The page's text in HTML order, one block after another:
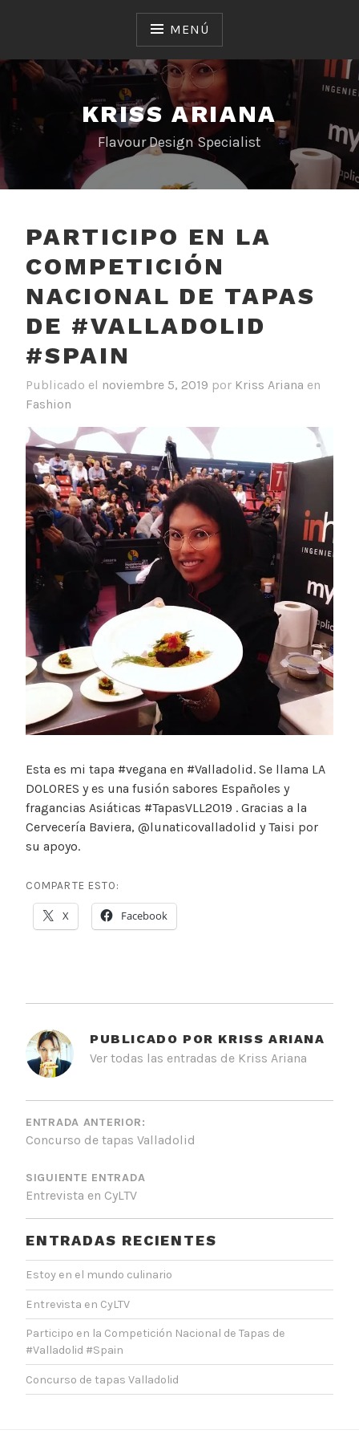
MENÚ
KRISS ARIANA
Flavour Design Specialist
PARTICIPO EN LA
COMPETICIÓN
NACIONAL DE TAPAS
DE #VALLADOLID
#SPAIN
Publicado el noviembre 5, 2019 por Kriss Ariana en
Fashion
Esta es mi tapa #vegana en #Valladolid. Se llama LA
DOLORES y es una fusión sabores Españoles y
fragancias Asiáticas #TapasVLL2019 . Gracias a la
Cervecería Baviera, @lunaticovalladolid y Taisi por
su apoyo.
COMPARTE ESTO:
X Facebook
PUBLICADO POR KRISS ARIANA
Ver todas las entradas de Kriss Ariana
NAVEGACIÓN
DE
ENTRADAS
ENTRADA ANTERIOR:
Concurso de tapas Valladolid
SIGUIENTE ENTRADA
Entrevista en CyLTV
ENTRADAS RECIENTES
Estoy en el mundo culinario
Entrevista en CyLTV
Participo en la Competición Nacional de Tapas de
#Valladolid #Spain
Concurso de tapas Valladolid